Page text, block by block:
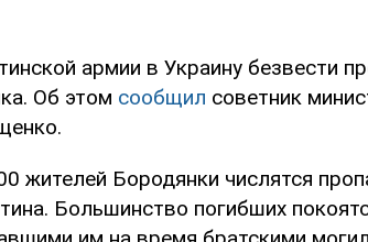
армии в Украину безвести
Об этом сообщил советник
жителей Бородянки числятся
Большинство погибших